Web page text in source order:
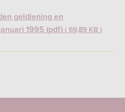
geldlening en
1995 (pdf)
69,89 KB